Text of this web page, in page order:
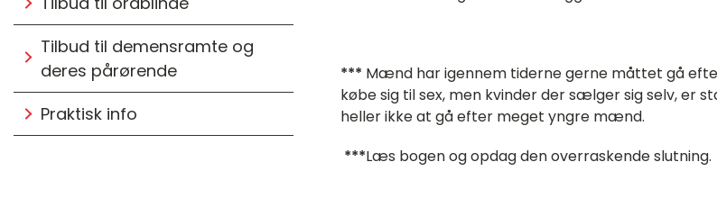
Tilbud til demensramte og
deres pårørende
Praktisk info
*** Mænd har igennem tiderne gerne måttet gå
købe sig til sex, men kvinder der sælger sig selv, er
heller ikke at gå efter meget yngre mænd.
***Læs bogen og opdag den overraskende slutning.